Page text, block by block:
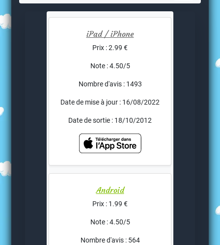
iPad / iPhone
Prix : 2.99 €
Note : 4.50/5
Nombre d'avis : 1493
Date de mise à jour : 16/08/2022
Date de sortie : 18/10/2012
Android
Prix : 1.99 €
Note : 4.50/5
Nombre d'avis : 564